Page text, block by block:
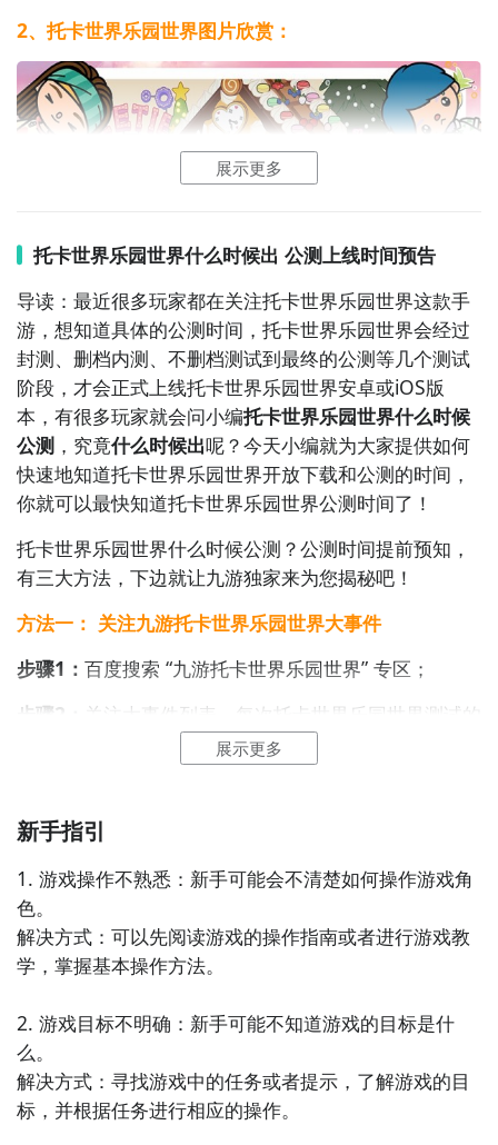
碍物，挑战每一关！
10. 《消灭方块》- 在这款休闲益智游戏中，你需要点击
相同颜色的方块来消除它们。通过合理的点击顺序，消
除尽可能多的方块，获得高分！
2、托卡世界乐园世界图片欣赏：
通过上面的游戏介绍和图片，可能大家对托卡世界乐园
世界有大致的了解了，不过这么游戏要怎么样才能抢先
体验到呢？不用担心，目前九游客户端已经开通了测试
提醒了，通过在九游APP中搜索“托卡世界乐园世界”，
点击右边的【订阅】或者是【开测提醒】，订阅游戏就
不会错过最先的下载机会了咯！
展示更多
托卡世界乐园世界什么时候出 公测上线时间预告
导读：最近很多玩家都在关注托卡世界乐园世界这款手
游，想知道具体的公测时间，托卡世界乐园世界会经过
封测、删档内测、不删档测试到最终的公测等几个测试
阶段，才会正式上线托卡世界乐园世界安卓或iOS版
本，有很多玩家就会问小编托卡世界乐园世界什么时候
公测，究竟什么时候出呢？今天小编就为大家提供如何
快速地知道托卡世界乐园世界开放下载和公测的时间，
你就可以最快知道托卡世界乐园世界公测时间了！
托卡世界乐园世界什么时候公测？公测时间提前预知，
有三大方法，下边就让九游独家来为您揭秘吧！
方法一： 关注九游托卡世界乐园世界大事件
步骤1： 百度搜索 “九游托卡世界乐园世界” 专区 ；
步骤2：
关注大事件列表，每次托卡世界乐园世界测试的
时间都会最新发布，这是九游独家的哦；
展示更多
新手指引
1. 游戏操作不熟悉：新手可能会不清楚如何操作游戏角
色。
解决方式：可以先阅读游戏的操作指南或者进行游戏教
学，掌握基本操作方法。
2. 游戏目标不明确：新手可能不知道游戏的目标是什
么。
解决方式：寻找游戏中的任务或者提示，了解游戏的目
标，并根据任务进行相应的操作。